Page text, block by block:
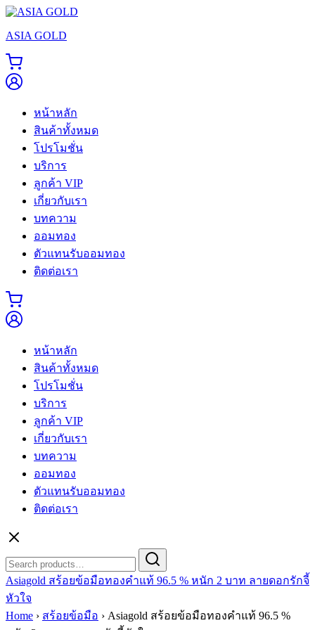
Skip
content
ASIA GOLD
หน้าหลัก
สินค้าทั้งหมด
โปรโมชั่น
บริการ
ลูกค้า VIP
เกี่ยวกับเรา
บทความ
ออมทอง
ตัวแทนรับออมทอง
ติดต่อเรา
หน้าหลัก
สินค้าทั้งหมด
โปรโมชั่น
บริการ
ลูกค้า VIP
เกี่ยวกับเรา
บทความ
ออมทอง
ตัวแทนรับออมทอง
ติดต่อเรา
for:
Asiagold สร้อยข้อมือทองคำแท้ 96.5 % หนัก 2 บาท ลายดอกรักจี้
หัวใจ
Home › สร้อยข้อมือ › Asiagold สร้อยข้อมือทองคำแท้ 96.5 %